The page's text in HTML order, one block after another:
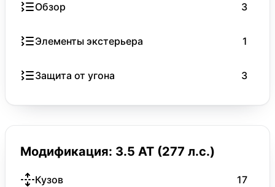
Обзор 3
Элементы экстерьера 1
Защита от угона 3
Модификация: 3.5 AT (277 л.с.)
Кузов 17